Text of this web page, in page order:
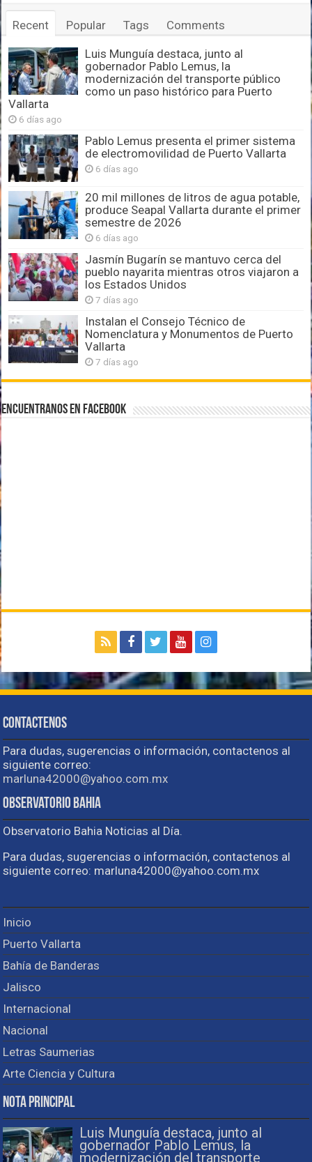
Recent Popular Tags Comments
Luis Munguía destaca, junto al
gobernador Pablo Lemus, la
modernización del transporte público
como un paso histórico para Puerto
Vallarta
6 días ago
Pablo Lemus presenta el primer sistema
de electromovilidad de Puerto Vallarta
6 días ago
20 mil millones de litros de agua potable,
produce Seapal Vallarta durante el primer
semestre de 2026
6 días ago
Jasmín Bugarín se mantuvo cerca del
pueblo nayarita mientras otros viajaron a
los Estados Unidos
7 días ago
Instalan el Consejo Técnico de
Nomenclatura y Monumentos de Puerto
Vallarta
7 días ago
Encuentranos en Facebook
Contactenos
Para dudas, sugerencias o información, contactenos al
siguiente correo:
marluna42000@yahoo.com.mx
Observatorio Bahia
Observatorio Bahia Noticias al Día.
Para dudas, sugerencias o información, contactenos al
siguiente correo: marluna42000@yahoo.com.mx
Inicio
Puerto Vallarta
Bahía de Banderas
Jalisco
Internacional
Nacional
Letras Saumerias
Arte Ciencia y Cultura
Nota Principal
Luis Munguía destaca, junto al
gobernador Pablo Lemus, la
modernización del transporte